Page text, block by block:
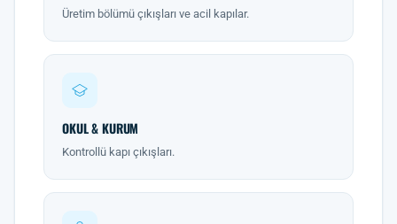
Üretim bölümü çıkışları ve acil kapılar.
OKUL & KURUM
Kontrollü kapı çıkışları.